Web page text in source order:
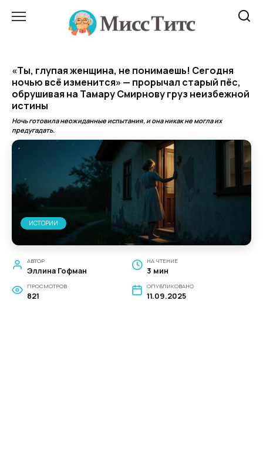
«Ты, глупая женщина, не понимаешь! Сегодня
ночью всё изменится» — прорычал старый пёс,
обрушивая на Тамару Смирнову груз неизбежной
истины
Ночь готовила неожиданные испытания, и она никак не могла их
предугадать.
ИСТОРИИ
АВТОР
Эллина Гофман
НА ЧТЕНИЕ
3 мин
ПРОСМОТРОВ
821
ОПУБЛИКОВАНО
11.09.2025